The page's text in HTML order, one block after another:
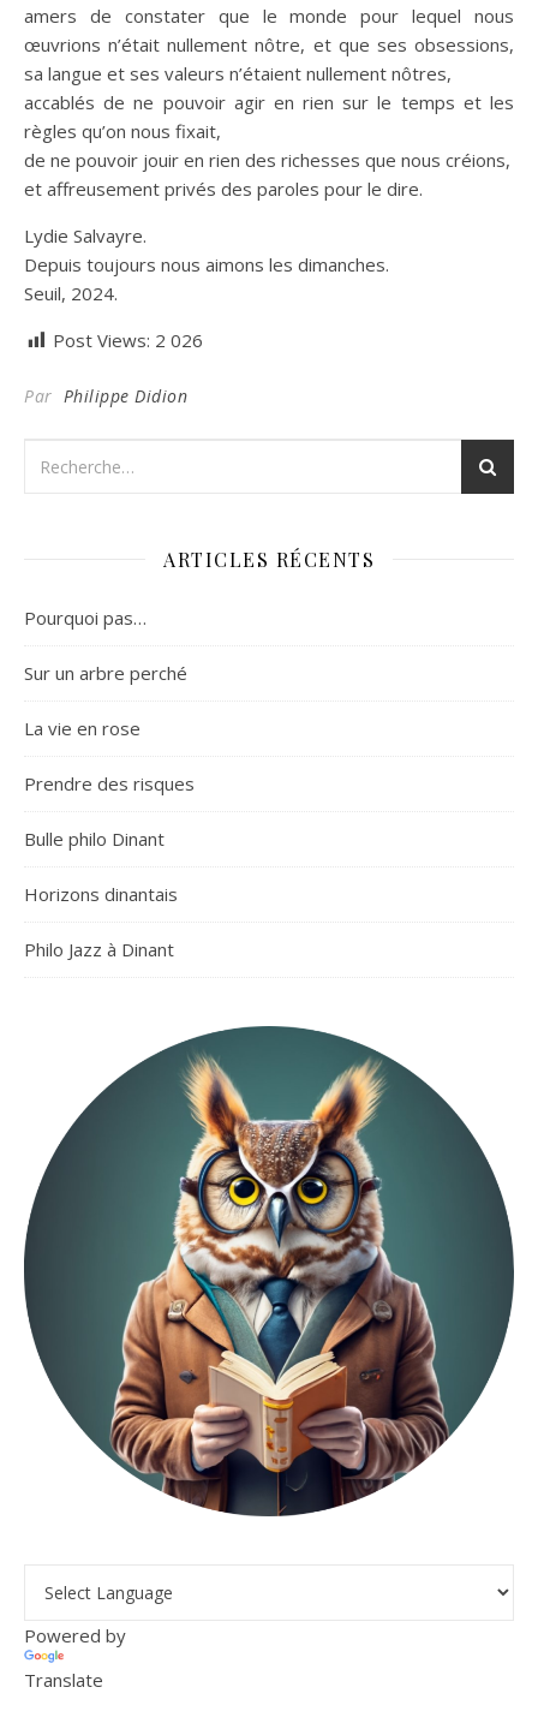
amers de constater que le monde pour lequel nous
œuvrions n’était nullement nôtre, et que ses obsessions,
sa langue et ses valeurs n’étaient nullement nôtres,
accablés de ne pouvoir agir en rien sur le temps et les
règles qu’on nous fixait,
de ne pouvoir jouir en rien des richesses que nous créions,
et affreusement privés des paroles pour le dire.
Lydie Salvayre.
Depuis toujours nous aimons les dimanches.
Seuil, 2024.
Post Views: 2 026
Par Philippe Didion
ARTICLES RÉCENTS
Pourquoi pas…
Sur un arbre perché
La vie en rose
Prendre des risques
Bulle philo Dinant
Horizons dinantais
Philo Jazz à Dinant
Powered by
Translate